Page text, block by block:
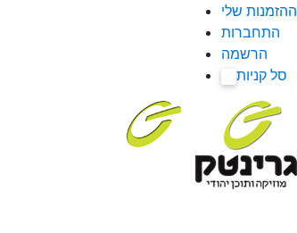
ההזמנות שלי
התחברות
הרשמה
סל קניות